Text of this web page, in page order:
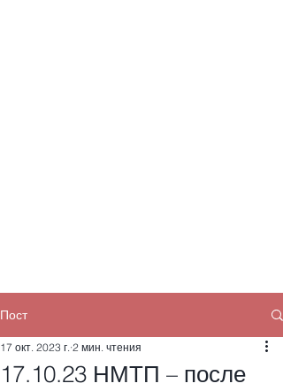
Пост
17.10.23 НМТП – после
17 окт. 2023 г. 2 мин. чтения